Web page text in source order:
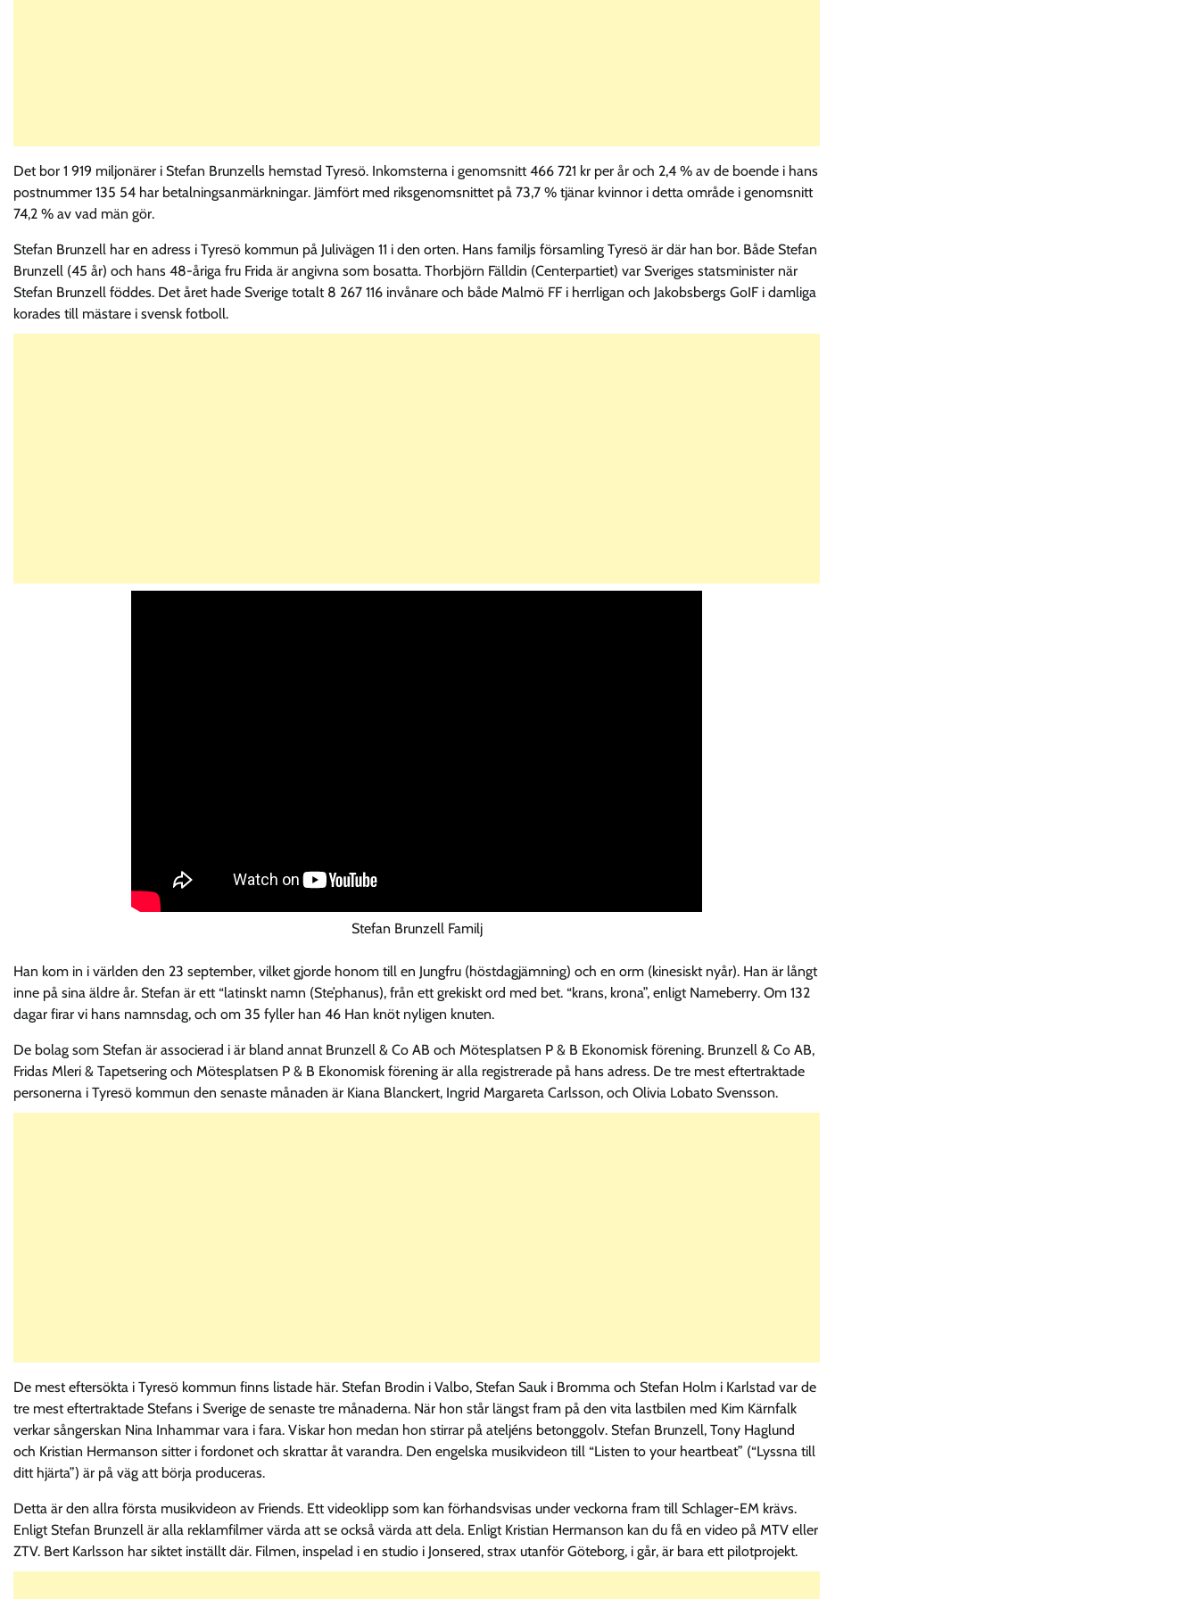
Det bor 1 919 miljonärer i Stefan Brunzells hemstad Tyresö. Inkomsterna i genomsnitt 466 721 kr per år och 2,4 % av de boende i hans
postnummer 135 54 har betalningsanmärkningar. Jämfört med riksgenomsnittet på 73,7 % tjänar kvinnor i detta område i genomsnitt
74,2 % av vad män gör.
Stefan Brunzell har en adress i Tyresö kommun på Julivägen 11 i den orten. Hans familjs församling Tyresö är där han bor. Både Stefan
Brunzell (45 år) och hans 48-åriga fru Frida är angivna som bosatta. Thorbjörn Fälldin (Centerpartiet) var Sveriges statsminister när
Stefan Brunzell föddes. Det året hade Sverige totalt 8 267 116 invånare och både Malmö FF i herrligan och Jakobsbergs GoIF i damliga
korades till mästare i svensk fotboll.
Stefan Brunzell Familj
Han kom in i världen den 23 september, vilket gjorde honom till en Jungfru (höstdagjämning) och en orm (kinesiskt nyår). Han är långt
inne på sina äldre år. Stefan är ett “latinskt namn (Ste’phanus), från ett grekiskt ord med bet. “krans, krona”, enligt Nameberry. Om 132
dagar firar vi hans namnsdag, och om 35 fyller han 46 Han knöt nyligen knuten.
De bolag som Stefan är associerad i är bland annat Brunzell & Co AB och Mötesplatsen P & B Ekonomisk förening. Brunzell & Co AB,
Fridas Mleri & Tapetsering och Mötesplatsen P & B Ekonomisk förening är alla registrerade på hans adress. De tre mest eftertraktade
personerna i Tyresö kommun den senaste månaden är Kiana Blanckert, Ingrid Margareta Carlsson, och Olivia Lobato Svensson.
De mest eftersökta i Tyresö kommun finns listade här. Stefan Brodin i Valbo, Stefan Sauk i Bromma och Stefan Holm i Karlstad var de
tre mest eftertraktade Stefans i Sverige de senaste tre månaderna. När hon står längst fram på den vita lastbilen med Kim Kärnfalk
verkar sångerskan Nina Inhammar vara i fara. Viskar hon medan hon stirrar på ateljéns betonggolv. Stefan Brunzell, Tony Haglund
och Kristian Hermanson sitter i fordonet och skrattar åt varandra. Den engelska musikvideon till “Listen to your heartbeat” (“Lyssna till
ditt hjärta”) är på väg att börja produceras.
Detta är den allra första musikvideon av Friends. Ett videoklipp som kan förhandsvisas under veckorna fram till Schlager-EM krävs.
Enligt Stefan Brunzell är alla reklamfilmer värda att se också värda att dela. Enligt Kristian Hermanson kan du få en video på MTV eller
ZTV. Bert Karlsson har siktet inställt där. Filmen, inspelad i en studio i Jonsered, strax utanför Göteborg, i går, är bara ett pilotprojekt.